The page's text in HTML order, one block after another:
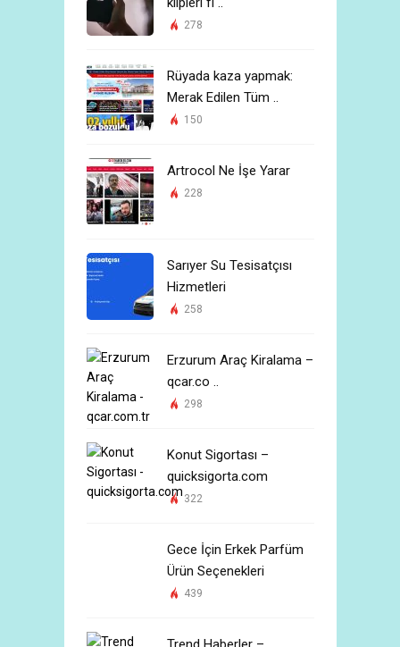
278
Rüyada kaza yapmak:
Merak Edilen Tüm ..
150
Artrocol Ne İşe Yarar
228
Sarıyer Su Tesisatçısı
Hizmetleri
258
Erzurum Araç Kiralama –
qcar.co ..
298
Konut Sigortası –
quicksigorta.com
322
Gece İçin Erkek Parfüm
Ürün Seçenekleri
439